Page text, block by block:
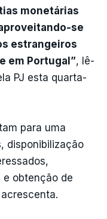
monetárias
se
estrangeiros
em Portugal”, lê-
PJ esta quarta-
para uma
disponibilização
obtenção de